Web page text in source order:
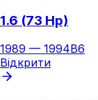
1.6 (73 Hp)
1989 — 1994B6
Відкрити